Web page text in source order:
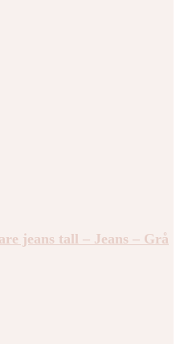
jeans tall – Jeans – Grå